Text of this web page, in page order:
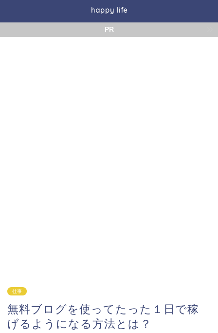
happy life
PR
仕事
無料ブログを使ってたった１日で稼
げるようになる方法とは？